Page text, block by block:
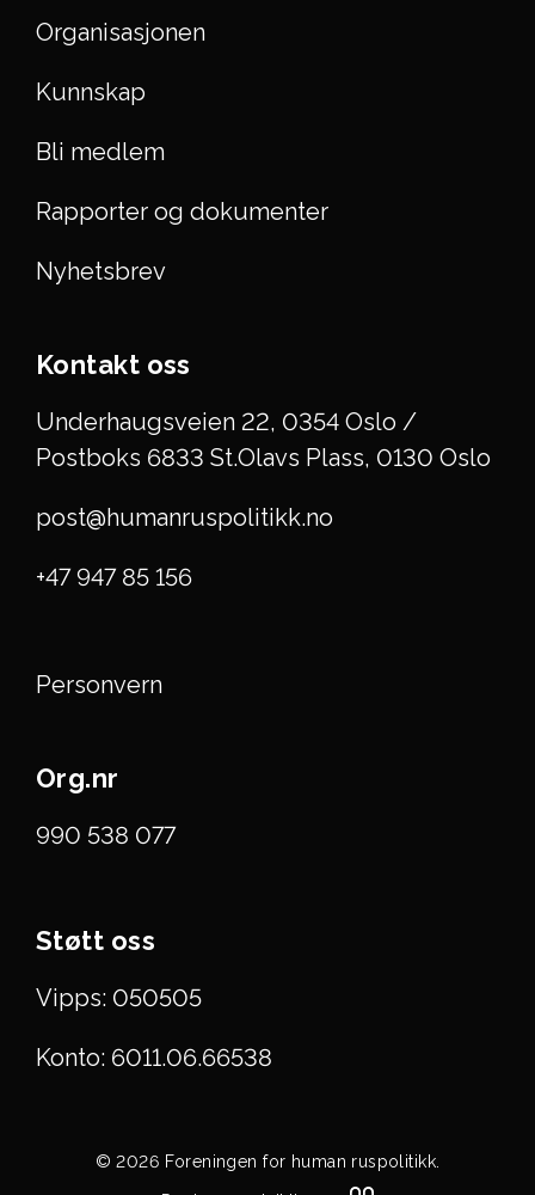
Organisasjonen
Kunnskap
Bli medlem
Rapporter og dokumenter
Nyhetsbrev
Kontakt oss
Underhaugsveien 22, 0354 Oslo /
Postboks 6833 St.Olavs Plass, 0130 Oslo
post@humanruspolitikk.no
+47 947 85 156
Personvern
Org.nr
990 538 077
Støtt oss
Vipps: 050505
Konto: 6011.06.66538
© 2026 Foreningen for human ruspolitikk.